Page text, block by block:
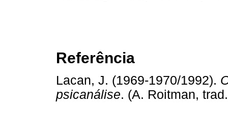
Referência
Lacan, J. (1969-1970/1992).
psicanálise. (A. Roitman,